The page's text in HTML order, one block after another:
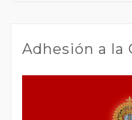
Adhesión a la